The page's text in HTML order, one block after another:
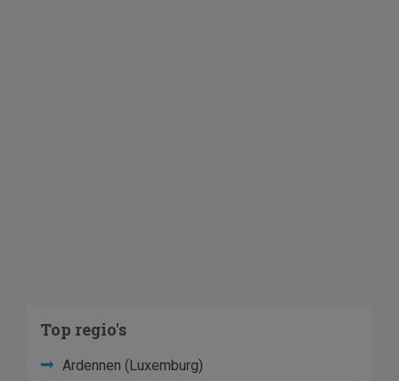
Top regio's
Ardennen (Luxemburg)